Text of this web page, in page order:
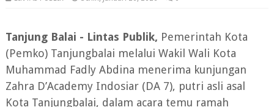
Tanjung Balai - Lintas Publik, Pemerintah Kota
(Pemko) Tanjungbalai melalui Wakil Wali Kota
Muhammad Fadly Abdina menerima kunjungan
Zahra D’Academy Indosiar (DA 7), putri asli asal
Kota Tanjungbalai, dalam acara temu ramah